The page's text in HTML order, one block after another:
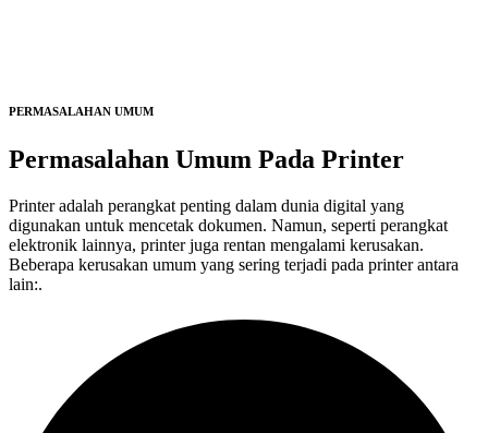
PERMASALAHAN UMUM
Permasalahan Umum Pada Printer
Printer adalah perangkat penting dalam dunia digital yang
digunakan untuk mencetak dokumen. Namun, seperti perangkat
elektronik lainnya, printer juga rentan mengalami kerusakan.
Beberapa kerusakan umum yang sering terjadi pada printer antara
lain:.